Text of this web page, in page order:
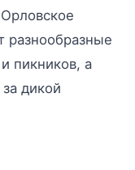
разнообразные
пикников, а
дикой